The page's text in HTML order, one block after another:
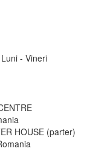
- Vineri
HOUSE (parter)